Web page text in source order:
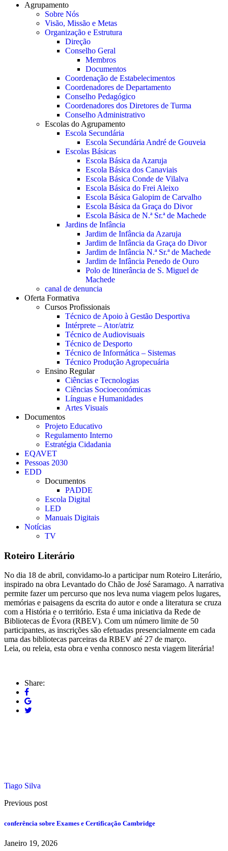
Agrupamento
Sobre Nós
Visão, Missão e Metas
Organização e Estrutura
Direção
Conselho Geral
Membros
Documentos
Coordenação de Estabelecimentos
Coordenadores de Departamento
Conselho Pedagógico
Coordenadores dos Diretores de Turma
Conselho Administrativo
Escolas do Agrupamento
Escola Secundária
Escola Secundária André de Gouveia
Escolas Básicas
Escola Básica da Azaruja
Escola Básica dos Canaviais
Escola Básica Conde de Vilalva
Escola Básica do Frei Aleixo
Escola Básica Galopim de Carvalho
Escola Básica da Graça do Divor
Escola Básica de N.ª Sr.ª de Machede
Jardins de Infância
Jardim de Infância da Azaruja
Jardim de Infância da Graça do Divor
Jardim de Infância N.ª Sr.ª de Machede
Jardim de Infância Penedo de Ouro
Polo de Itinerância de S. Miguel de
Machede
canal de denuncia
Oferta Formativa
Cursos Profissionais
Técnico de Apoio à Gestão Desportiva
Intérprete – Ator/atriz
Técnico de Audiovisuais
Técnico de Desporto
Técnico de Informática – Sistemas
Técnico Produção Agropecuária
Ensino Regular
Ciências e Tecnologias
Ciências Socioeconómicas
Línguas e Humanidades
Artes Visuais
Documentos
Projeto Educativo
Regulamento Interno
Estratégia Cidadania
EQAVET
Pessoas 2030
EDD
Documentos
PADDE
Escola Digital
LED
Manuais Digitais
Notícias
TV
Roteiro Literário
No dia 18 de abril, convidamo-lo a participar num Roteiro Literário,
inspirado na obra Levantado do Chão de José Saramago. A narrativa
permite fazer um percurso que nos leva numa viagem pelos lugares,
memórias e paisagens da escrita do autor e onde a literatura se cruza
com a História e o território. Esta é uma iniciativa da Rede de
Bibliotecas de Évora (RBEV). Com um número limite de 50
participantes, as inscrições são efetuadas presencialmente em cada
uma das bibliotecas parceiras da RBEV até 27 de março.
Leia, ou releia, esta obra e venha connosco nesta viagem literária!
Share:
Tiago Silva
Previous post
conferência sobre Exames e Certificação Cambridge
Janeiro 19, 2026